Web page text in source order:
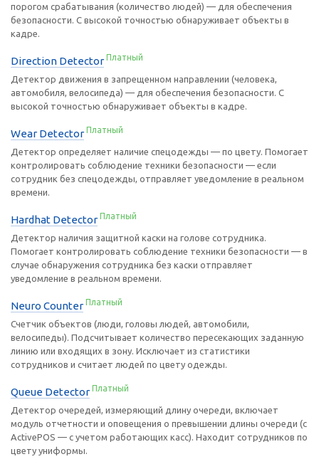
порогом срабатывания (количество людей) — для обеспечения
безопасности. С высокой точностью обнаруживает объекты в
кадре.
Direction Detector Платный
Детектор движения в запрещенном направлении (человека,
автомобиля, велосипеда) — для обеспечения безопасности. С
высокой точностью обнаруживает объекты в кадре.
Wear Detector Платный
Детектор определяет наличие спецодежды — по цвету. Помогает
контролировать соблюдение техники безопасности — если
сотрудник без спецодежды, отправляет уведомление в реальном
времени.
Hardhat Detector Платный
Детектор наличия защитной каски на голове сотрудника.
Помогает контролировать соблюдение техники безопасности — в
случае обнаружения сотрудника без каски отправляет
уведомление в реальном времени.
Neuro Counter Платный
Счетчик объектов (люди, головы людей, автомобили,
велосипеды). Подсчитывает количество пересекающих заданную
линию или входящих в зону. Исключает из статистики
сотрудников и считает людей по цвету одежды.
Queue Detector Платный
Детектор очередей, измеряющий длину очереди, включает
модуль отчетности и оповещения о превышении длины очереди (с
ActivePOS — с учетом работающих касс). Находит сотрудников по
цвету униформы.